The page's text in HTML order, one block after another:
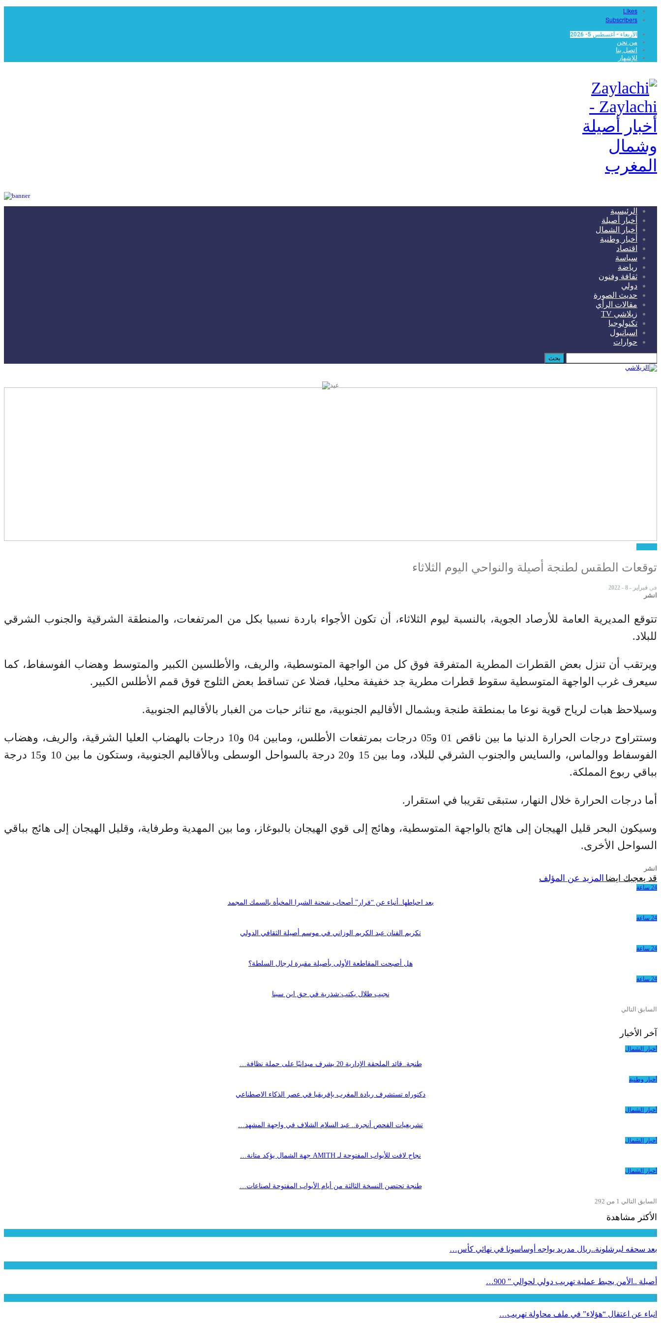
Likes
Subscribers
الأربعاء - أغسطس 5- 2026
من نحن
اتصل بنا
للإشهار
Zaylachi -
أخبار أصيلة
وشمال
المغرب
الرئيسية
أخبار أصيلة
أخبار الشمال
أخبار وطنية
اقتصاد
سياسة
رياضة
ثقافة وفنون
دولي
حديث الصورة
مقالات الرأي
زيلاشي TV
تكنولوجيا
اسبانيول
حوارات
توقعات الطقس لطنجة أصيلة والنواحي اليوم الثلاثاء
في فبراير - 8 - 2022
انشر
تتوقع المديرية العامة للأرصاد الجوية، بالنسبة ليوم الثلاثاء، أن تكون الأجواء باردة نسبيا بكل من المرتفعات، والمنطقة الشرقية والجنوب الشرقي
للبلاد.
ويرتقب أن تنزل بعض القطرات المطرية المتفرقة فوق كل من الواجهة المتوسطية، والريف، والأطلسين الكبير والمتوسط وهضاب الفوسفاط، كما
سيعرف غرب الواجهة المتوسطية سقوط قطرات مطرية جد خفيفة محليا، فضلا عن تساقط بعض الثلوج فوق قمم الأطلس الكبير.
وسيلاحظ هبات لرياح قوية نوعا ما بمنطقة طنجة وبشمال الأقاليم الجنوبية، مع تناثر حبات من الغبار بالأقاليم الجنوبية.
وستتراوح درجات الحرارة الدنيا ما بين ناقص 01 و05 درجات بمرتفعات الأطلس، ومابين 04 و10 درجات بالهضاب العليا الشرقية، والريف، وهضاب
الفوسفاط ووالماس، والسايس والجنوب الشرقي للبلاد، وما بين 15 و20 درجة بالسواحل الوسطى وبالأقاليم الجنوبية، وستكون ما بين 10 و15 درجة
بباقي ربوع المملكة.
أما درجات الحرارة خلال النهار، ستبقى تقريبا في استقرار.
وسيكون البحر قليل الهيجان إلى هائج بالواجهة المتوسطية، وهائج إلى قوي الهيجان بالبوغاز، وما بين المهدية وطرفاية، وقليل الهيجان إلى هائج بباقي
السواحل الأخرى.
انشر
قد يعجبك ايضا المزيد عن المؤلف
24 ساعة
بعد احباطها..أنباء عن “فرار” أصحاب شحنة الشيرا المخبأة بالسمك المجمد
24 ساعة
تكريم الفنان عبد الكريم الوزاني في موسم أصيلة الثقافي الدولي
24 ساعة
هل أصبحت المقاطعة الأولى بأصيلة مقبرة لرجال السلطة؟
24 ساعة
نجيب طلال يكتب:شذرية في حق ابن سينا
السابق التالي
آخر الأخبار
أخبار الشمال
طنجة..قائد الملحقة الإدارية 20 يشرف ميدانيًا على حملة نظافة…
أخبار وطنية
دكتوراه تستشرف ريادة المغرب بإفريقيا في عصر الذكاء الاصطناعي
أخبار الشمال
تشريعيات الفحص أنجرة.. عبد السلام الشلاف في واجهة المشهد…
أخبار الشمال
نجاح لافت للأبواب المفتوحة لـ AMITH جهة الشمال يؤكد متانة…
أخبار الشمال
طنجة تحتضن النسخة الثالثة من أيام الأبواب المفتوحة لصناعات…
السابق التالي 1 من 292
الأكثر مشاهدة
1
بعد سحقه لبرشلونة..ريال مدريد يواجه أوساسونا في نهائي كأس…
2
أصيلة ..الأمن يحبط عملية تهريب دولي لحوالي ” 900…
3
انباء عن اعتقال “هؤلاء” في ملف محاولة تهريب…